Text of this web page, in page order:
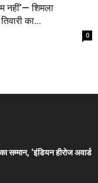
नहीं’— शिमला
का...
0
सम्मान, ‘इंडियन हीरोज अवार्ड